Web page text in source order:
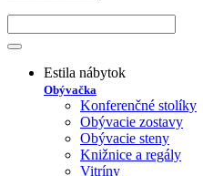
Estila nábytok
Obývačka
Konferenčné stolíky
Obývacie zostavy
Obývacie steny
Knižnice a regály
Vitríny